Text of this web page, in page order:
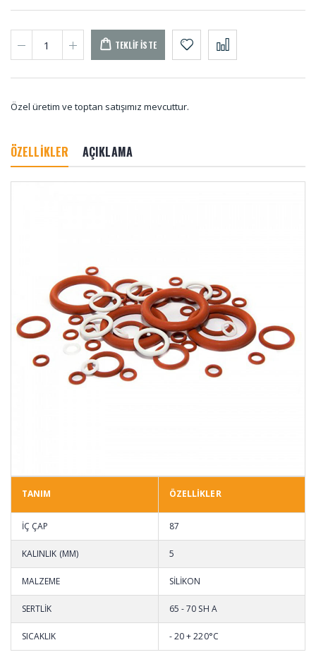
TEKLIF İSTE
Özel üretim ve toptan satışımız mevcuttur.
ÖZELLİKLER AÇIKLAMA
TANIM ÖZELLİKLER
İÇ ÇAP 87
KALINLIK (MM) 5
MALZEME SİLİKON
SERTLİK 65 - 70 SH A
SICAKLIK - 20 + 220°C